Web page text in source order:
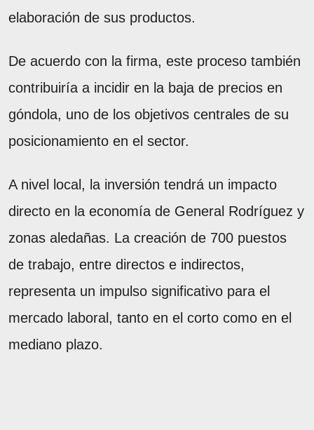
elaboración de sus productos.
De acuerdo con la firma, este proceso también
contribuiría a incidir en la baja de precios en
góndola, uno de los objetivos centrales de su
posicionamiento en el sector.
A nivel local, la inversión tendrá un impacto
directo en la economía de General Rodríguez y
zonas aledañas. La creación de 700 puestos
de trabajo, entre directos e indirectos,
representa un impulso significativo para el
mercado laboral, tanto en el corto como en el
mediano plazo.